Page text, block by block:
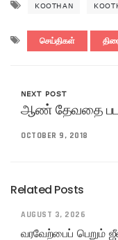
KOOTHAN
செய்திகள்
NEXT POST
ஆண் தேவதை
OCTOBER 9, 2018
Related Posts
AUGUST 3, 2026
வரவேற்பைப் பெறும்